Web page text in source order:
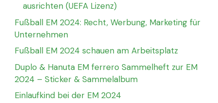
ausrichten (UEFA Lizenz)
Fußball EM 2024: Recht, Werbung, Marketing für
Unternehmen
Fußball EM 2024 schauen am Arbeitsplatz
Duplo & Hanuta EM ferrero Sammelheft zur EM
2024 – Sticker & Sammelalbum
Einlaufkind bei der EM 2024